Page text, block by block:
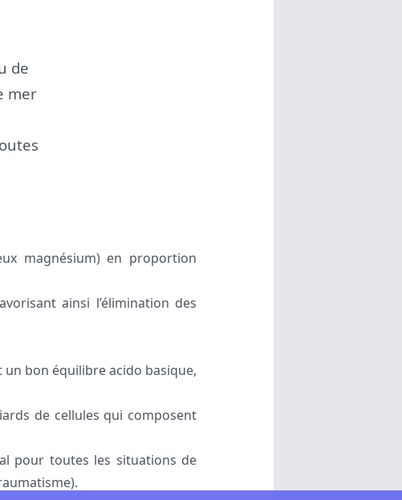
de
mer
magnésium) en proportion
ainsi l’élimination des
un bon équilibre acido basique,
de cellules qui composent
pour toutes les situations de